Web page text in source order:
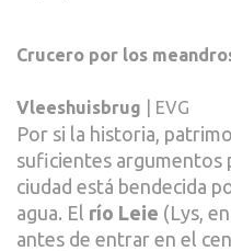
Crucero por los
Vleeshuisbrug | EVG
Por si la historia,
suficientes argumentos
ciudad está bendecida
agua. El río Leie (Lys,
antes de entrar en el